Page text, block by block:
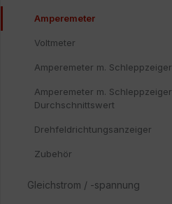
Amperemeter
Voltmeter
Amperemeter m. Schleppzeiger
Amperemeter m.
Durchschnittswert
Drehfeldrichtungsanzeiger
Zubehör
Gleichstrom / -spannung